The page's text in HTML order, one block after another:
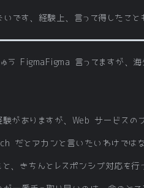
です、経験上、言って得したこと
ゅう FigmaFigma 言ってますが、
験がありますが、Web サービス
だとアカンと言いたいわけではな
、きちんとレスポンシブ対応を行